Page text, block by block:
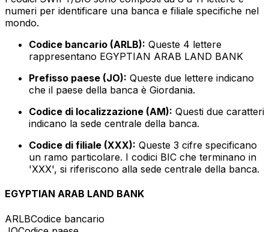
numeri per identificare una banca e filiale specifiche nel
mondo.
Codice bancario (ARLB): Queste 4 lettere
rappresentano EGYPTIAN ARAB LAND BANK
Prefisso paese (JO): Queste due lettere indicano
che il paese della banca è Giordania.
Codice di localizzazione (AM): Questi due caratteri
indicano la sede centrale della banca.
Codice di filiale (XXX): Queste 3 cifre specificano
un ramo particolare. I codici BIC che terminano in
'XXX', si riferiscono alla sede centrale della banca.
EGYPTIAN ARAB LAND BANK
ARLBCodice bancario